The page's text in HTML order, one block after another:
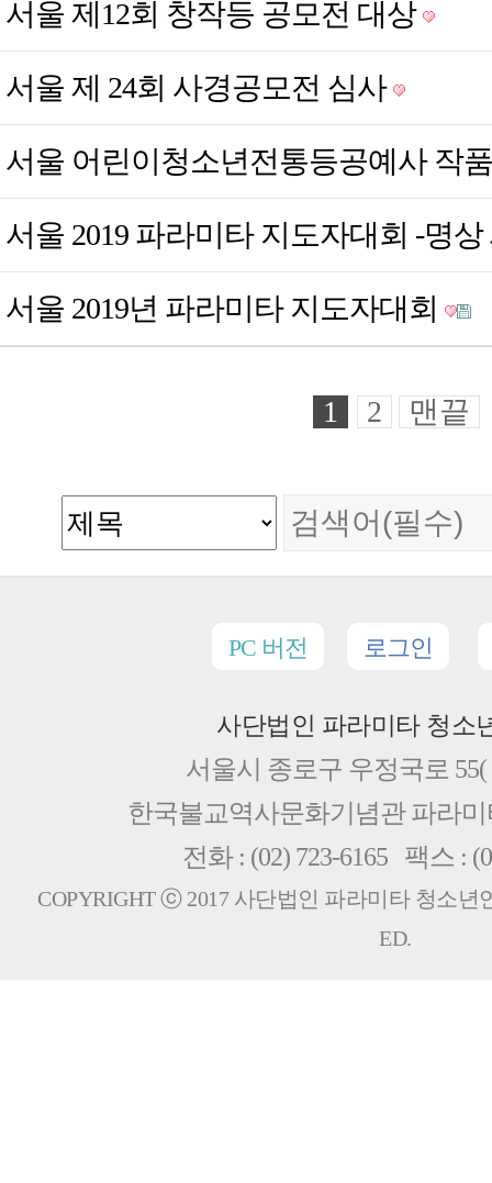
서울 제12회 창작등 공모전 대상
서울 제 24회 사경공모전 심사
서울 어린이청소년전통등공예사 작
서울 2019 파라미타 지도자대회 -명
서울 2019년 파라미타 지도자대회
1 2 맨끝
PC 버전 로그인
사단법인 파라미타 청소
서울시 종로구 우정국로 55(
한국불교역사문화기념관 파라
전화 : (02) 723-6165 팩스 :
COPYRIGHT ⓒ 2017 사단법인 파라미타 청소년
ED.